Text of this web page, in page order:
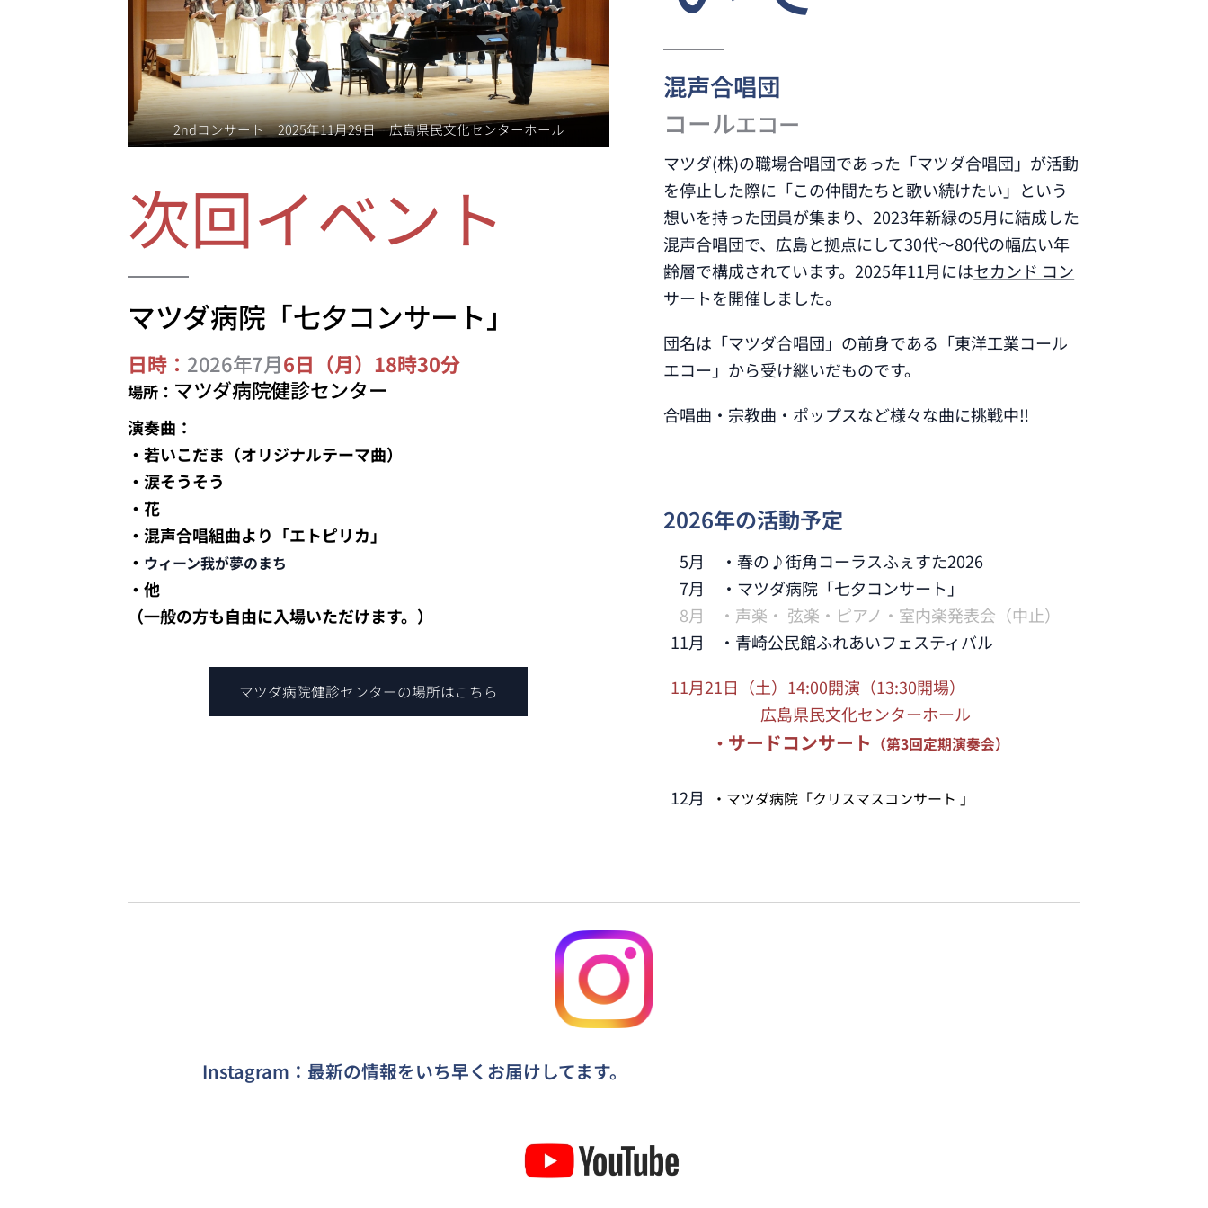
2ndコンサート 2025年11月29日 広島県民文化センターホール
次回イベント
マツダ病院「七夕コンサート」
日時： 2026年7月6日（月）18時30分
場所： マツダ病院健診センター
演奏曲：
・若いこだま（オリジナルテーマ曲）
・ 涙そうそう
・ 花
・ 混声合唱組曲より「エトピリカ」
・ ウィーン我が夢のまち
・他
（一般の方も自由に入場いただけます。）
マツダ病院健診センターの場所はこちら
混声合唱団
コールエコー
マツダ(株)の職場合唱団であった「マツダ合唱団」が活動
を停止した際に「この仲間たちと歌い続けたい」という
想いを持った団員が集まり、2023年新緑の5月に結成した
混声合唱団で、広島と拠点にして30代～80代の幅広い年
齢層で構成されています。2025年11月にはセカンド コン
サートを開催しました。
団名は「マツダ合唱団」の前身である「東洋工業コール
エコー」から受け継いだものです。
合唱曲・宗教曲・ポップスなど様々な曲に挑戦中‼
2026年の活動予定
5月 ・春の♪街角コーラスふぇすた2026
7月 ・マツダ病院「七夕コンサート」
8月 ・声楽・ 弦楽・ピアノ・室内楽発表会（中止）
11月 ・青崎公民館ふれあいフェスティバル
11月21日（土）14:00開演（13:30開場）
広島県民文化センターホール
・ サードコンサート （第3回定期演奏会）
12月 ・マツダ病院「クリスマスコンサート 」
Instagram：最新の情報をいち早くお届けしてます。